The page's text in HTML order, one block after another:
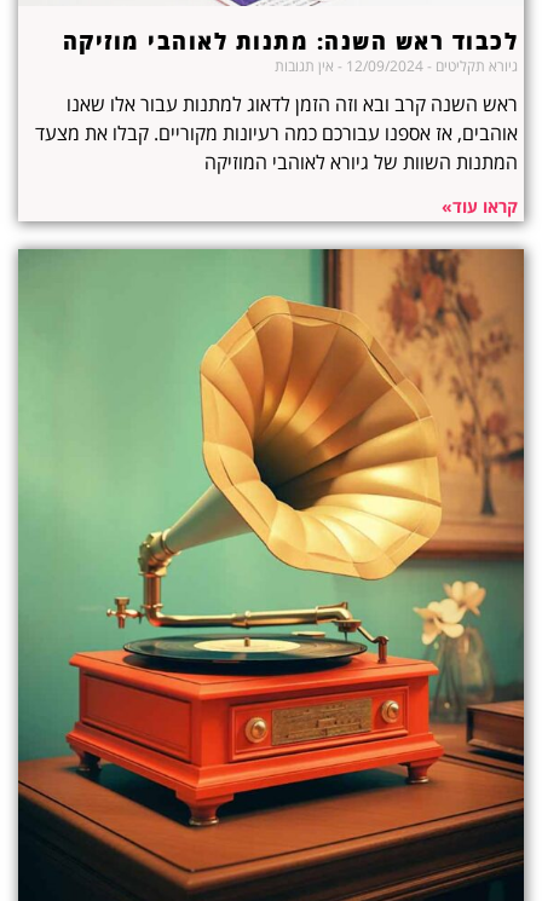
לכבוד ראש השנה: מתנות לאוהבי מוזיקה
גיורא תקליטים אין תגובות
ראש השנה קרב ובא וזה הזמן לדאוג למתנות עבור אלו שאנו
אוהבים, אז אספנו עבורכם כמה רעיונות מקוריים. קבלו את מצעד
המתנות השוות של גיורא לאוהבי המוזיקה
קראו עוד»